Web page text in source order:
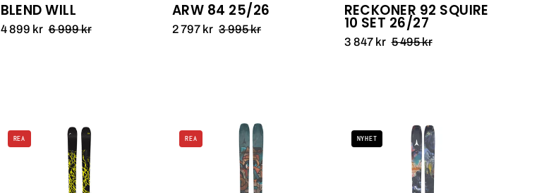
BLEND WILL
4 899 kr 6 999 kr
ARW 84 25/26
2 797 kr 3 995 kr
RECKONER 92 SQUIRE
10 SET 26/27
3 847 kr 5 495 kr
Head
Oblivion
79
25/26_1
REA
Atomic
Bent
90
25/26_1
REA
Bent
100
26/27
NYHET